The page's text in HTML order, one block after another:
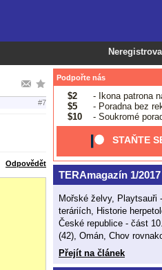
#7
Odpovědět
Podpořte nás
$2
- Ikona patrona
$5
- Poradna bez
$10
- Soukromé
STAŇTE
TERAmagazín 1/2017
Mořské želvy, Playtsauři
teráriích, Historie
České republice - část
(42), Omán, Chov
Přejít na článek